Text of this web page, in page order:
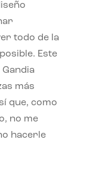
todo de la
Este
más
que, como
no me
hacerle